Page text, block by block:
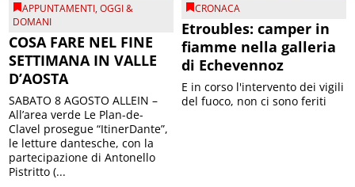
APPUNTAMENTI,OGGI &
DOMANI
COSA FARE NEL FINE
SETTIMANA IN VALLE
D’AOSTA
SABATO 8 AGOSTO ALLEIN –
All’area verde Le Plan-de-
Clavel prosegue “ItinerDante”,
le letture dantesche, con la
partecipazione di Antonello
Pistritto (...
CRONACA
Etroubles: camper in
fiamme nella galleria
di Echevennoz
E in corso l'intervento dei vigili
del fuoco, non ci sono feriti